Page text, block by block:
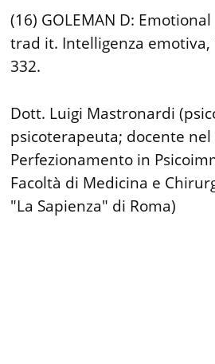
(16) GOLEMAN D:
trad it. Intelligenza emotiva,
332.
Dott. Luigi Mastronardi
psicoterapeuta; docente nel
Perfezionamento in
Facoltà di Medicina e
"La Sapienza" di Roma)